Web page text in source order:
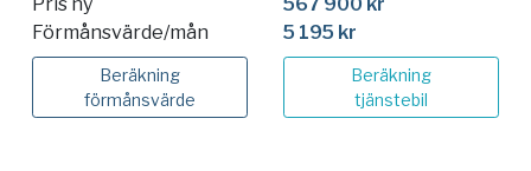
Förmånsvärde/mån
5 195 kr
Beräkning
förmånsvärde
Beräkning
tjänstebil